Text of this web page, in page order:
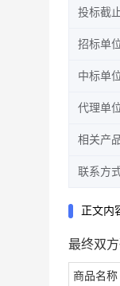
投标截
招标单
中标单
代理单
相关产
联系方
正文内
最终双
商品名称